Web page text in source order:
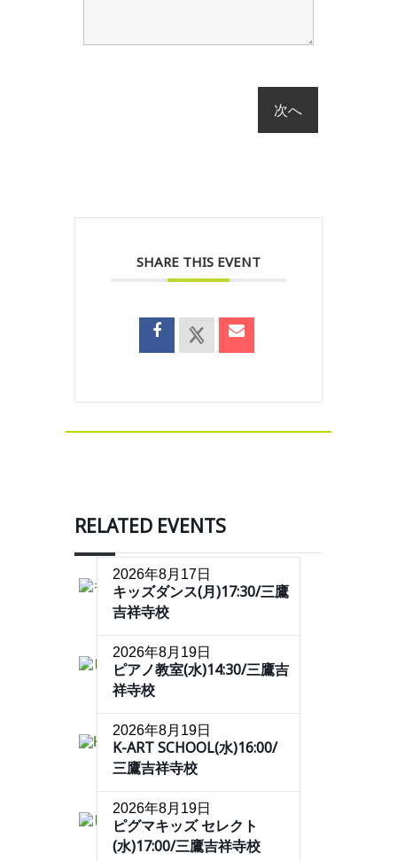
SHARE THIS EVENT
RELATED EVENTS
2026年8月17日
キッズダンス(月)17:30/三鷹
吉祥寺校
2026年8月19日
ピアノ教室(水)14:30/三鷹吉
祥寺校
2026年8月19日
K-ART SCHOOL(水)16:00/
三鷹吉祥寺校
2026年8月19日
ピグマキッズ セレクト
(水)17:00/三鷹吉祥寺校